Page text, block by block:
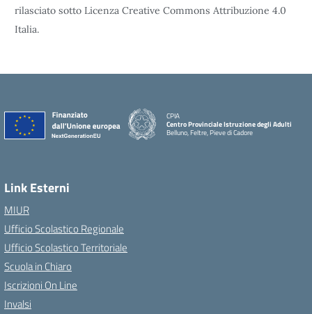
rilasciato sotto Licenza Creative Commons Attribuzione 4.0
Italia.
CPIA
Centro Provinciale Istruzione degli Adulti
Belluno, Feltre, Pieve di Cadore
Link Esterni
MIUR
Ufficio Scolastico Regionale
Ufficio Scolastico Territoriale
Scuola in Chiaro
Iscrizioni On Line
Invalsi